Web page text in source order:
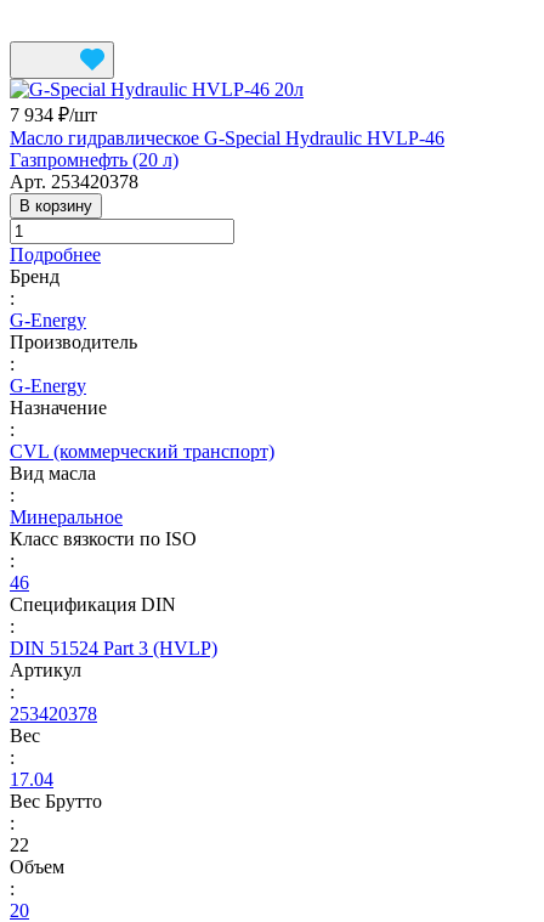
7 934 ₽/шт
Масло гидравлическое G-Special Hydraulic HVLP-46
Газпромнефть (20 л)
Арт. 253420378
В корзину
Подробнее
Бренд
:
G-Energy
Производитель
:
G-Energy
Назначение
:
CVL (коммерческий транспорт)
Вид масла
:
Минеральное
Класс вязкости по ISO
:
46
Спецификация DIN
:
DIN 51524 Part 3 (HVLP)
Артикул
:
253420378
Вес
:
17.04
Вес Брутто
:
22
Объем
:
20